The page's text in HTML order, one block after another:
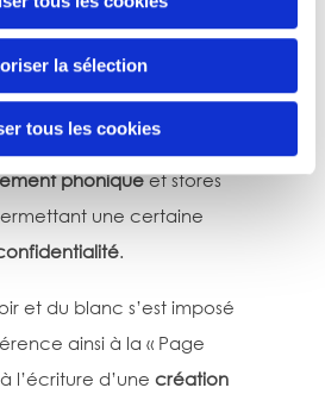
la sélection
tous les cookies
devait être
était primordiale,
phoniqueet stores
une certaine
.
et du blanc s’est imposé
ainsi à la « Page
l’écriture d’une création